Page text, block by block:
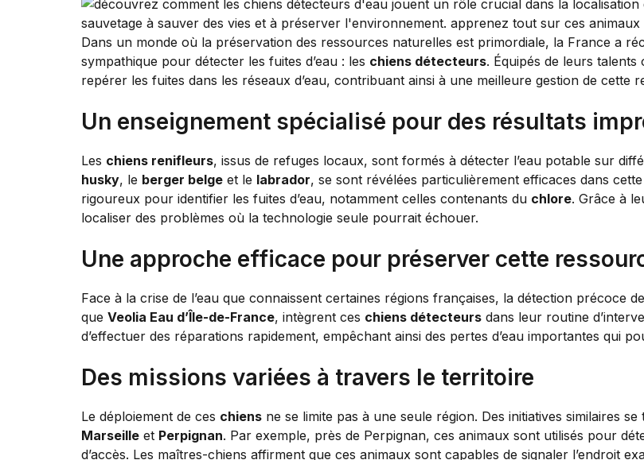
Dans un monde où la préservation des ressources naturelles est primordiale, la France a
sympathique pour détecter les fuites d’eau : les chiens détecteurs. Équipés de leurs
repérer les fuites dans les réseaux d’eau, contribuant ainsi à une meilleure gestion de cette
Un enseignement spécialisé pour des résultats
Les chiens renifleurs, issus de refuges locaux, sont formés à détecter l’eau potable sur
husky, le berger belge et le labrador, se sont révélées particulièrement efficaces dans
rigoureux pour identifier les fuites d’eau, notamment celles contenants du chlore. Grâce à
localiser des problèmes où la technologie seule pourrait échouer.
Une approche efficace pour préserver cette
Face à la crise de l’eau que connaissent certaines régions françaises, la détection précoce
que Veolia Eau d’Île-de-France, intègrent ces chiens détecteurs dans leur routine
d’effectuer des réparations rapidement, empêchant ainsi des pertes d’eau importantes qui
Des missions variées à travers le territoire
Le déploiement de ces chiens ne se limite pas à une seule région. Des initiatives similaires
Marseille et Perpignan. Par exemple, près de Perpignan, ces animaux sont utilisés pour
d’accès. Les maîtres-chiens affirment que ces animaux sont capables de signaler l’endroit